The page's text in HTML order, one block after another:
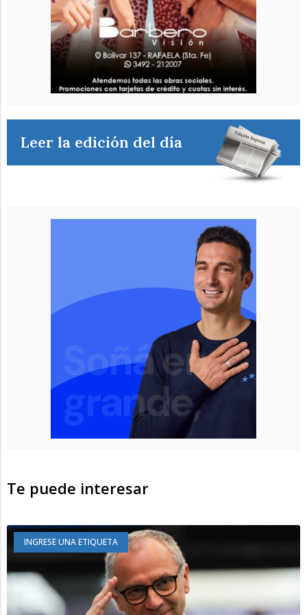
Leer la edición del día
Te puede interesar
INGRESE UNA ETIQUETA